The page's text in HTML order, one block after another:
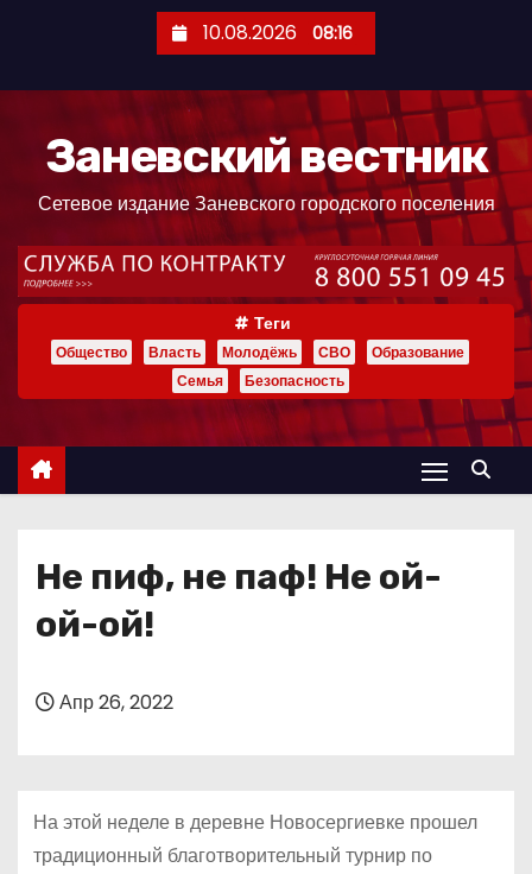
ж
10.08.2026 08:16
Заневский вестник
Сетевое издание Заневского городского поселения
Теги
Общество Власть Молодёжь СВО
Образование
Семья
Безопасность
Не пиф, не паф! Не ой-
ой-ой!
Апр 26, 2022
На этой неделе в деревне Новосергиевке прошел
традиционный благотворительный турнир по